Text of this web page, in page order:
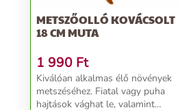
METSZŐOLLÓ KOVÁCSOLT
18 CM MUTA
1 990 Ft
Kiválóan alkalmas élő növények
metszéséhez. Fiatal vagy puha
hajtások vághat le, valamint